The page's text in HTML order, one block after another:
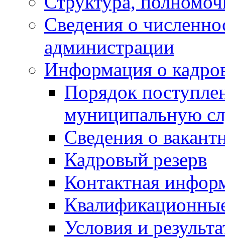
Сведения о
администрации
Информация о
Порядок
муниципальную
Сведения о
Кадровый резерв
Контактная
Условия и